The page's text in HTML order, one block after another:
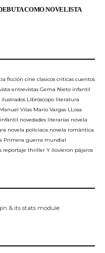
COMO NOVELISTA
ficción cine clasicos criticas cuentos
entrevistas Gema Nieto infantil
ilustrados Libróscopo literatura
Manuel Vilas Mario Vargas LLosa
infantil novedades literarias novela
novela policiaca novela romántica
Primera guerra mundial
reportaje thriller Y llovieron pájaros
& its stats module